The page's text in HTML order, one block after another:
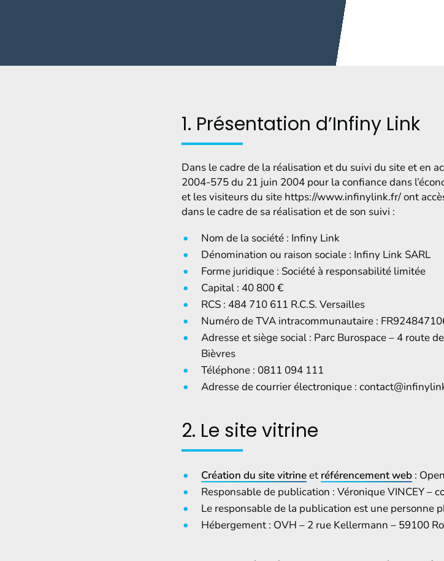
1. Présentation d’Infiny Link
Dans le cadre de la réalisation et du suivi du site et en
2004-575 du 21 juin 2004 pour la confiance dans
et les visiteurs du site https://www.infinylink.fr/ ont
dans le cadre de sa réalisation et de son suivi :
Nom de la société : Infiny Link
Dénomination ou raison sociale : Infiny Link SARL
Forme juridique : Société à responsabilité limitée
Capital : 40 800 €
RCS : 484 710 611 R.C.S. Versailles
Numéro de TVA intracommunautaire :
Adresse et siège social : Parc Burospace – 4 route
Bièvres
Téléphone : 0811 094 111
Adresse de courrier électronique :
2. Le site vitrine
Création du site vitrineet référencement web:
Responsable de publication : Véronique VINCEY –
Le responsable de la publication est une personne
Hébergement : OVH – 2 rue Kellermann – 59100